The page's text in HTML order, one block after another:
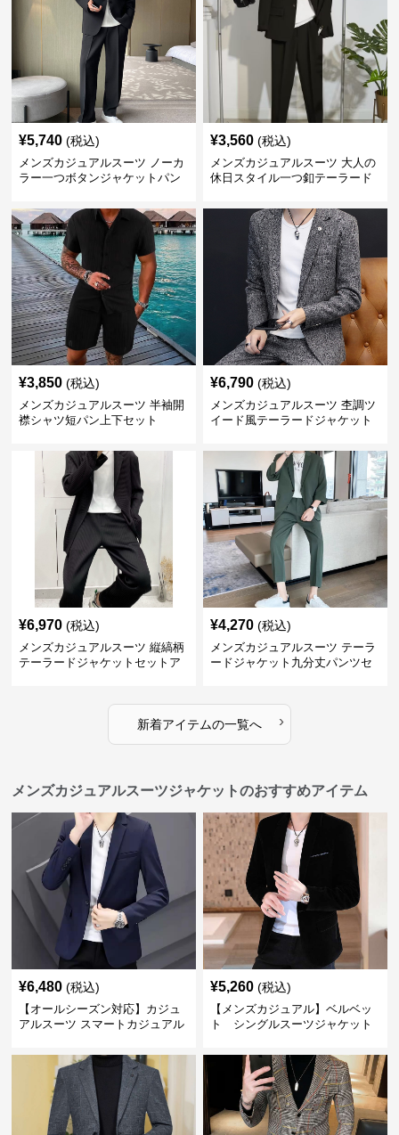
¥5,740 (税込)
メンズカジュアルスーツ ノーカ
ラー一つボタンジャケットパン
¥3,560 (税込)
メンズカジュアルスーツ 大人の
休日スタイル一つ釦テーラード
¥3,850 (税込)
メンズカジュアルスーツ 半袖開
襟シャツ短パン上下セット
¥6,790 (税込)
メンズカジュアルスーツ 杢調ツ
イード風テーラードジャケット
¥6,970 (税込)
メンズカジュアルスーツ 縦縞柄
テーラードジャケットセットア
¥4,270 (税込)
メンズカジュアルスーツ テーラ
ードジャケット九分丈パンツセ
新着アイテムの一覧へ ›
メンズカジュアルスーツジャケットのおすすめアイテム
¥6,480 (税込)
【オールシーズン対応】カジュ
アルスーツ スマートカジュアル
¥5,260 (税込)
【メンズカジュアル】ベルベッ
ト シングルスーツジャケット